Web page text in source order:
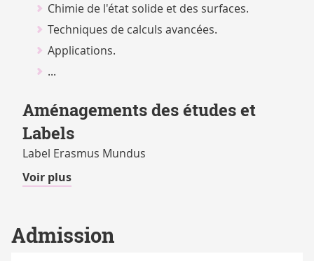
Chimie de l'état solide et des surfaces.
Techniques de calculs avancées.
Applications.
...
Aménagements des études et
Labels
Label Erasmus Mundus
Voir plusde
Admission